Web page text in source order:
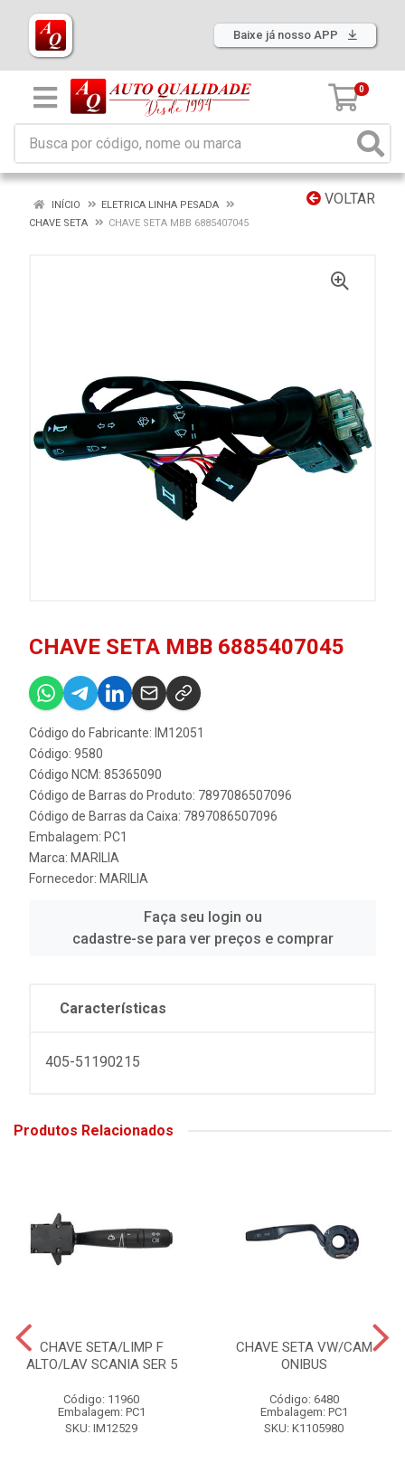
Baixe já nosso APP
0
VOLTAR
INÍCIO
ELETRICA LINHA PESADA
CHAVE SETA
CHAVE SETA MBB 6885407045
CHAVE SETA MBB 6885407045
Código do Fabricante: IM12051
Código: 9580
Código NCM: 85365090
Código de Barras do Produto: 7897086507096
Código de Barras da Caixa: 7897086507096
Embalagem: PC1
Marca: MARILIA
Fornecedor: MARILIA
Faça seu login ou
cadastre-se para ver preços e comprar
Características
405-51190215
Produtos Relacionados
CHAVE SETA/LIMP F
ALTO/LAV SCANIA SER 5
Código: 11960
Embalagem: PC1
SKU: IM12529
CHAVE SETA VW/CAM
ONIBUS
Código: 6480
Embalagem: PC1
SKU: K1105980